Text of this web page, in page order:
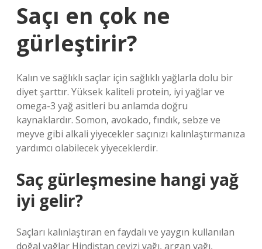
Saçı en çok ne
gürleştirir?
Kalın ve sağlıklı saçlar için sağlıklı yağlarla dolu bir
diyet şarttır. Yüksek kaliteli protein, iyi yağlar ve
omega-3 yağ asitleri bu anlamda doğru
kaynaklardır. Somon, avokado, fındık, sebze ve
meyve gibi alkali yiyecekler saçınızı kalınlaştırmanıza
yardımcı olabilecek yiyeceklerdir.
Saç gürleşmesine hangi yağ
iyi gelir?
Saçları kalınlaştıran en faydalı ve yaygın kullanılan
doğal yağlar Hindistan cevizi yağı, argan yağı,